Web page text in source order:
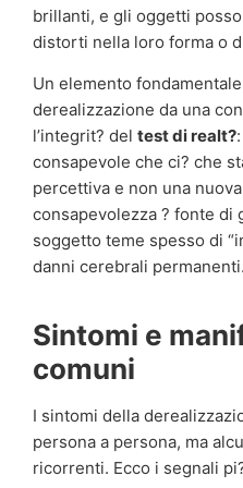
brillanti, e gli oggetti
distorti nella loro forma o
Un elemento
derealizzazione da una
l’integrit? del test di realt?
consapevole che ci? che
percettiva e non una
consapevolezza ? fonte di
soggetto teme spesso di
danni cerebrali permanenti.
Sintomi e
comuni
I sintomi della
persona a persona, ma
ricorrenti. Ecco i segnali